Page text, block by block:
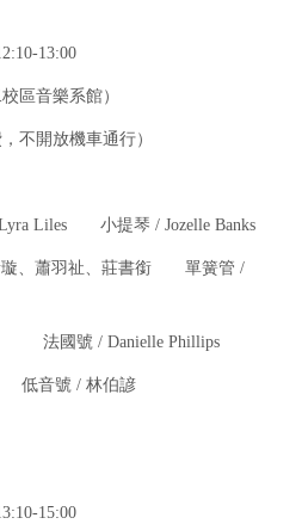
13:00
區音樂系館）
不開放機車通行）
Liles 小提琴 / Jozelle Banks
璇、蕭羽祉、莊書銜 單簧管 /
法國號 / Danielle Phillips
低音號 / 林伯諺
15:00